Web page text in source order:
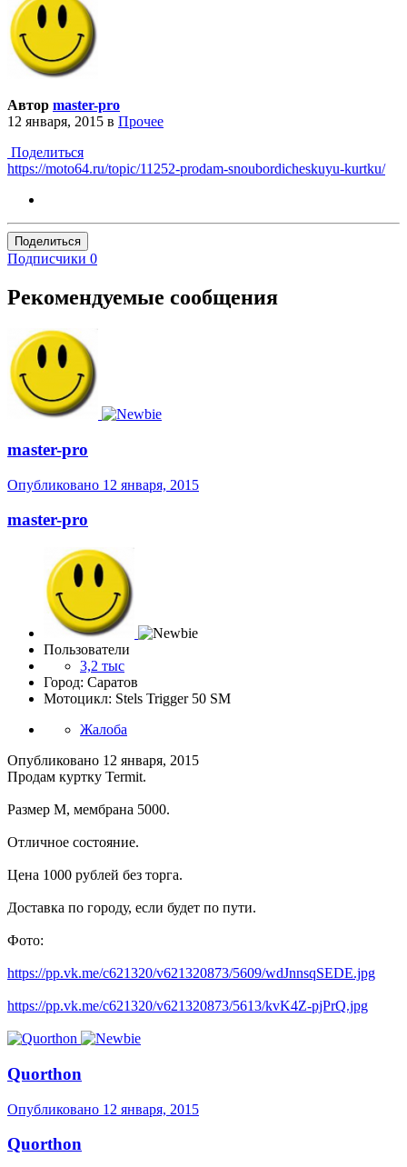
Автор master-pro
12 января, 2015 в Прочее
Поделиться
https://moto64.ru/topic/11252-prodam-snoubordicheskuyu-kurtku/
Поделиться
Подписчики 0
Рекомендуемые сообщения
master-pro
Опубликовано 12 января, 2015
master-pro
Пользователи
3,2 тыс
Город: Саратов
Мотоцикл: Stels Trigger 50 SM
Жалоба
Опубликовано 12 января, 2015
Продам куртку Termit.
Размер М, мембрана 5000.
Отличное состояние.
Цена 1000 рублей без торга.
Доставка по городу, если будет по пути.
Фото:
https://pp.vk.me/c621320/v621320873/5609/wdJnnsqSEDE.jpg
https://pp.vk.me/c621320/v621320873/5613/kvK4Z-pjPrQ.jpg
Quorthon
Опубликовано 12 января, 2015
Quorthon